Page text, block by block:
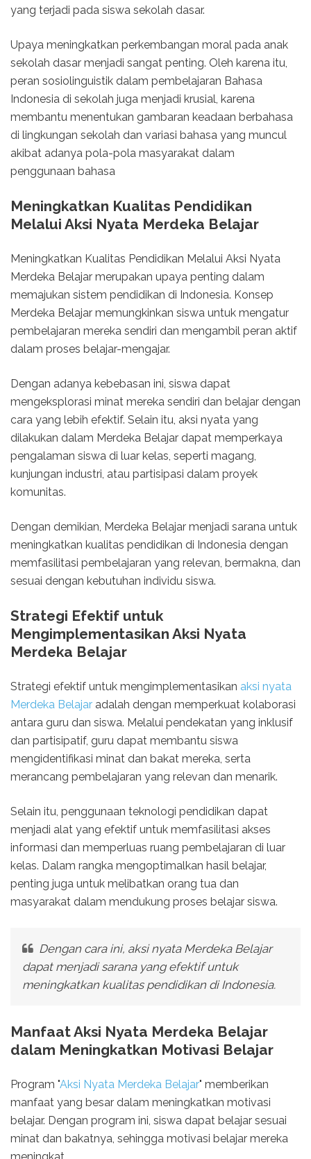
yang terjadi pada siswa sekolah dasar.
Upaya meningkatkan perkembangan moral pada anak
sekolah dasar menjadi sangat penting. Oleh karena itu,
peran sosiolinguistik dalam pembelajaran Bahasa
Indonesia di sekolah juga menjadi krusial, karena
membantu menentukan gambaran keadaan berbahasa
di lingkungan sekolah dan variasi bahasa yang muncul
akibat adanya pola-pola masyarakat dalam
penggunaan bahasa
Meningkatkan Kualitas Pendidikan
Melalui Aksi Nyata Merdeka Belajar
Meningkatkan Kualitas Pendidikan Melalui Aksi Nyata
Merdeka Belajar merupakan upaya penting dalam
memajukan sistem pendidikan di Indonesia. Konsep
Merdeka Belajar memungkinkan siswa untuk mengatur
pembelajaran mereka sendiri dan mengambil peran aktif
dalam proses belajar-mengajar.
Dengan adanya kebebasan ini, siswa dapat
mengeksplorasi minat mereka sendiri dan belajar dengan
cara yang lebih efektif. Selain itu, aksi nyata yang
dilakukan dalam Merdeka Belajar dapat memperkaya
pengalaman siswa di luar kelas, seperti magang,
kunjungan industri, atau partisipasi dalam proyek
komunitas.
Dengan demikian, Merdeka Belajar menjadi sarana untuk
meningkatkan kualitas pendidikan di Indonesia dengan
memfasilitasi pembelajaran yang relevan, bermakna, dan
sesuai dengan kebutuhan individu siswa.
Strategi Efektif untuk
Mengimplementasikan Aksi Nyata
Merdeka Belajar
Strategi efektif untuk mengimplementasikan aksi nyata
Merdeka Belajar adalah dengan memperkuat kolaborasi
antara guru dan siswa. Melalui pendekatan yang inklusif
dan partisipatif, guru dapat membantu siswa
mengidentifikasi minat dan bakat mereka, serta
merancang pembelajaran yang relevan dan menarik.
Selain itu, penggunaan teknologi pendidikan dapat
menjadi alat yang efektif untuk memfasilitasi akses
informasi dan memperluas ruang pembelajaran di luar
kelas. Dalam rangka mengoptimalkan hasil belajar,
penting juga untuk melibatkan orang tua dan
masyarakat dalam mendukung proses belajar siswa.
Dengan cara ini, aksi nyata Merdeka Belajar
dapat menjadi sarana yang efektif untuk
meningkatkan kualitas pendidikan di Indonesia.
Manfaat Aksi Nyata Merdeka Belajar
dalam Meningkatkan Motivasi Belajar
Program "Aksi Nyata Merdeka Belajar" memberikan
manfaat yang besar dalam meningkatkan motivasi
belajar. Dengan program ini, siswa dapat belajar sesuai
minat dan bakatnya, sehingga motivasi belajar mereka